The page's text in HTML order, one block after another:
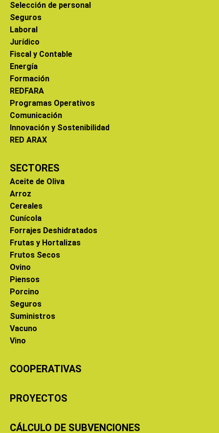
Selección de personal
Seguros
Laboral
Jurídico
Fiscal y Contable
Energía
Formación
REDFARA
Programas Operativos
Comunicación
Innovación y Sostenibilidad
RED ARAX
SECTORES
Aceite de Oliva
Arroz
Cereales
Cunícola
Forrajes Deshidratados
Frutas y Hortalizas
Frutos Secos
Ovino
Piensos
Porcino
Seguros
Suministros
Vacuno
Vino
COOPERATIVAS
PROYECTOS
CÁLCULO DE SUBVENCIONES